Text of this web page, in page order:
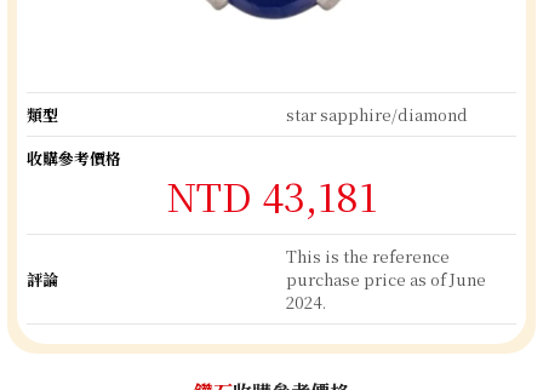
類型
star sapphire/diamond
收購參考價格
NTD 43,181
評論
This is the reference
purchase price as of June
2024.